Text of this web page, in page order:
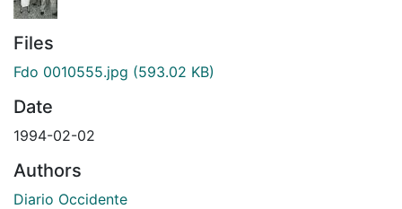
Files
Fdo 0010555.jpg (593.02 KB)
Date
1994-02-02
Authors
Diario Occidente